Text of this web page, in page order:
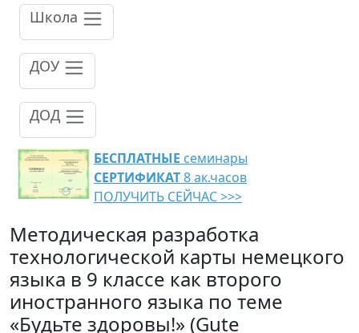
Школа
ДОУ
ДОД
БЕСПЛАТНЫЕ семинары
СЕРТИФИКАТ8 ак.часов
ПОЛУЧИТЬ СЕЙЧАС >>>
Методическая разработка
технологической карты немецкого
языка в 9 классе как второго
иностранного языка по теме
«Будьте здоровы!» (Gute